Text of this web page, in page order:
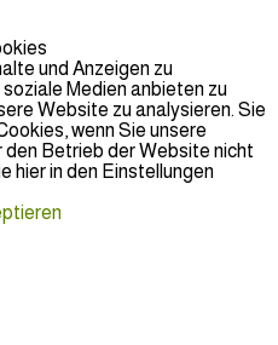
und Anzeigen zu
Medien anbieten zu
Website zu analysieren. Sie
wenn Sie unsere
Betrieb der Website nicht
hier in den Einstellungen